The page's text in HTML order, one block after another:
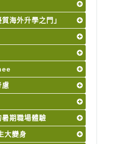
海外升學之門」
慮
期職場體驗
大變身